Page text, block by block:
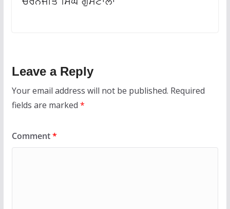
Leave a Reply
Your email address will not be published. Required
fields are marked *
Comment*